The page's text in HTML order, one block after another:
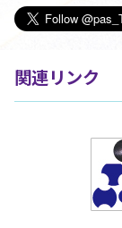
関連リンク